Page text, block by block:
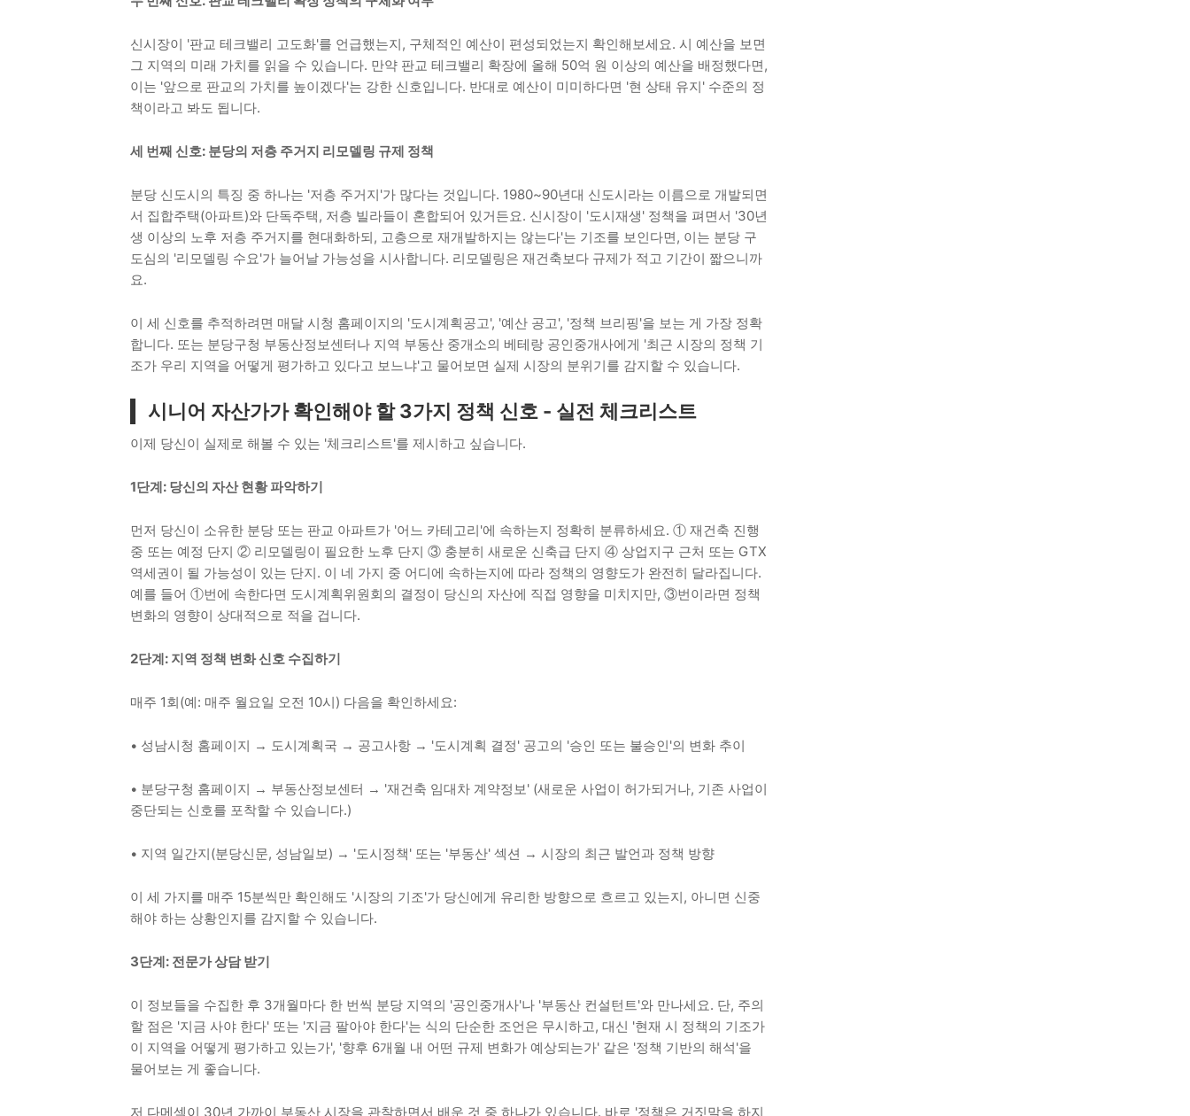
신시장이 '판교 테크밸리 고도화'를 언급했는지, 구체적인 예산이 편성되었는지 확인해보세요. 시 예산을 보면
그 지역의 미래 가치를 읽을 수 있습니다. 만약 판교 테크밸리 확장에 올해 50억 원 이상의 예산을 배정했다면,
이는 '앞으로 판교의 가치를 높이겠다'는 강한 신호입니다. 반대로 예산이 미미하다면 '현 상태 유지' 수준의 정
책이라고 봐도 됩니다.
세 번째 신호: 분당의 저층 주거지 리모델링 규제 정책
분당 신도시의 특징 중 하나는 '저층 주거지'가 많다는 것입니다. 1980~90년대 신도시라는 이름으로 개발되면
서 집합주택(아파트)와 단독주택, 저층 빌라들이 혼합되어 있거든요. 신시장이 '도시재생' 정책을 펴면서 '30년
생 이상의 노후 저층 주거지를 현대화하되, 고층으로 재개발하지는 않는다'는 기조를 보인다면, 이는 분당 구
도심의 '리모델링 수요'가 늘어날 가능성을 시사합니다. 리모델링은 재건축보다 규제가 적고 기간이 짧으니까
요.
이 세 신호를 추적하려면 매달 시청 홈페이지의 '도시계획공고', '예산 공고', '정책 브리핑'을 보는 게 가장 정확
합니다. 또는 분당구청 부동산정보센터나 지역 부동산 중개소의 베테랑 공인중개사에게 '최근 시장의 정책 기
조가 우리 지역을 어떻게 평가하고 있다고 보느냐'고 물어보면 실제 시장의 분위기를 감지할 수 있습니다.
시니어 자산가가 확인해야 할 3가지 정책 신호 - 실전 체크리스트
이제 당신이 실제로 해볼 수 있는 '체크리스트'를 제시하고 싶습니다.
1단계: 당신의 자산 현황 파악하기
먼저 당신이 소유한 분당 또는 판교 아파트가 '어느 카테고리'에 속하는지 정확히 분류하세요. ① 재건축 진행
중 또는 예정 단지 ② 리모델링이 필요한 노후 단지 ③ 충분히 새로운 신축급 단지 ④ 상업지구 근처 또는 GTX
역세권이 될 가능성이 있는 단지. 이 네 가지 중 어디에 속하는지에 따라 정책의 영향도가 완전히 달라집니다.
예를 들어 ①번에 속한다면 도시계획위원회의 결정이 당신의 자산에 직접 영향을 미치지만, ③번이라면 정책
변화의 영향이 상대적으로 적을 겁니다.
2단계: 지역 정책 변화 신호 수집하기
매주 1회(예: 매주 월요일 오전 10시) 다음을 확인하세요:
• 성남시청 홈페이지 → 도시계획국 → 공고사항 → '도시계획 결정' 공고의 '승인 또는 불승인'의 변화 추이
• 분당구청 홈페이지 → 부동산정보센터 → '재건축 임대차 계약정보' (새로운 사업이 허가되거나, 기존 사업이
중단되는 신호를 포착할 수 있습니다.)
• 지역 일간지(분당신문, 성남일보) → '도시정책' 또는 '부동산' 섹션 → 시장의 최근 발언과 정책 방향
이 세 가지를 매주 15분씩만 확인해도 '시장의 기조'가 당신에게 유리한 방향으로 흐르고 있는지, 아니면 신중
해야 하는 상황인지를 감지할 수 있습니다.
3단계: 전문가 상담 받기
이 정보들을 수집한 후 3개월마다 한 번씩 분당 지역의 '공인중개사'나 '부동산 컨설턴트'와 만나세요. 단, 주의
할 점은 '지금 사야 한다' 또는 '지금 팔아야 한다'는 식의 단순한 조언은 무시하고, 대신 '현재 시 정책의 기조가
이 지역을 어떻게 평가하고 있는가', '향후 6개월 내 어떤 규제 변화가 예상되는가' 같은 '정책 기반의 해석'을
물어보는 게 좋습니다.
저 다메섹이 30년 가까이 부동산 시장을 관찰하면서 배운 것 중 하나가 있습니다. 바로 '정책은 거짓말을 하지